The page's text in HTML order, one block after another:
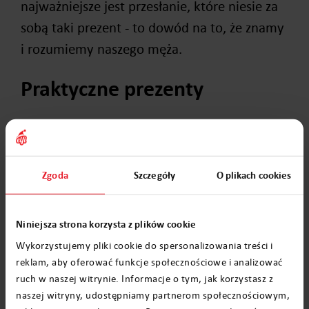
Zgoda Szczegóły O plikach cookies
Niniejsza strona korzysta z plików cookie
Wykorzystujemy pliki cookie do spersonalizowania treści i
reklam, aby oferować funkcje społecznościowe i analizować
ruch w naszej witrynie. Informacje o tym, jak korzystasz z
naszej witryny, udostępniamy partnerom społecznościowym,
najważniejsze jest przesłanie, które niesie za
sobą taki prezent - to dowód na to, że znamy
i rozumiemy naszego męża.
Praktyczne prezenty
Często największą radość sprawiają prezenty,
które można wykorzystać na co dzień. Te
prozaiczne, ale użyteczne, mogą okazać się
strzałem w dziesiątkę. Jeśli Twój mąż ma
to idealny moment, aby podarować mu
nową butelkę. To praktyczny prezent, który
jednocześnie jest elegancki i osobisty.